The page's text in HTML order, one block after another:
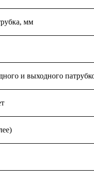
мм
и выходного